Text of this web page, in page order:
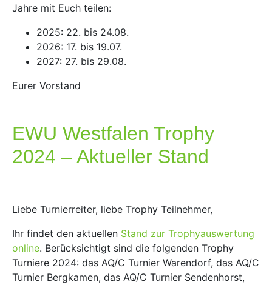
Jahre mit Euch teilen:
2025: 22. bis 24.08.
2026: 17. bis 19.07.
2027: 27. bis 29.08.
Eurer Vorstand
EWU Westfalen Trophy
2024 – Aktueller Stand
Liebe Turnierreiter, liebe Trophy Teilnehmer,
Ihr findet den aktuellen Stand zur Trophyauswertung
online. Berücksichtigt sind die folgenden Trophy
Turniere 2024: das AQ/C Turnier Warendorf, das AQ/C
Turnier Bergkamen, das AQ/C Turnier Sendenhorst,